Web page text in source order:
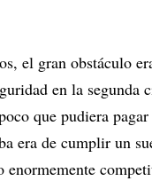
el gran obstáculo
en la segunda
que pudiera
era de cumplir un
enormemente